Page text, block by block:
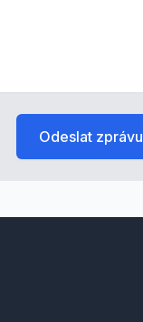
Odeslat zprávu